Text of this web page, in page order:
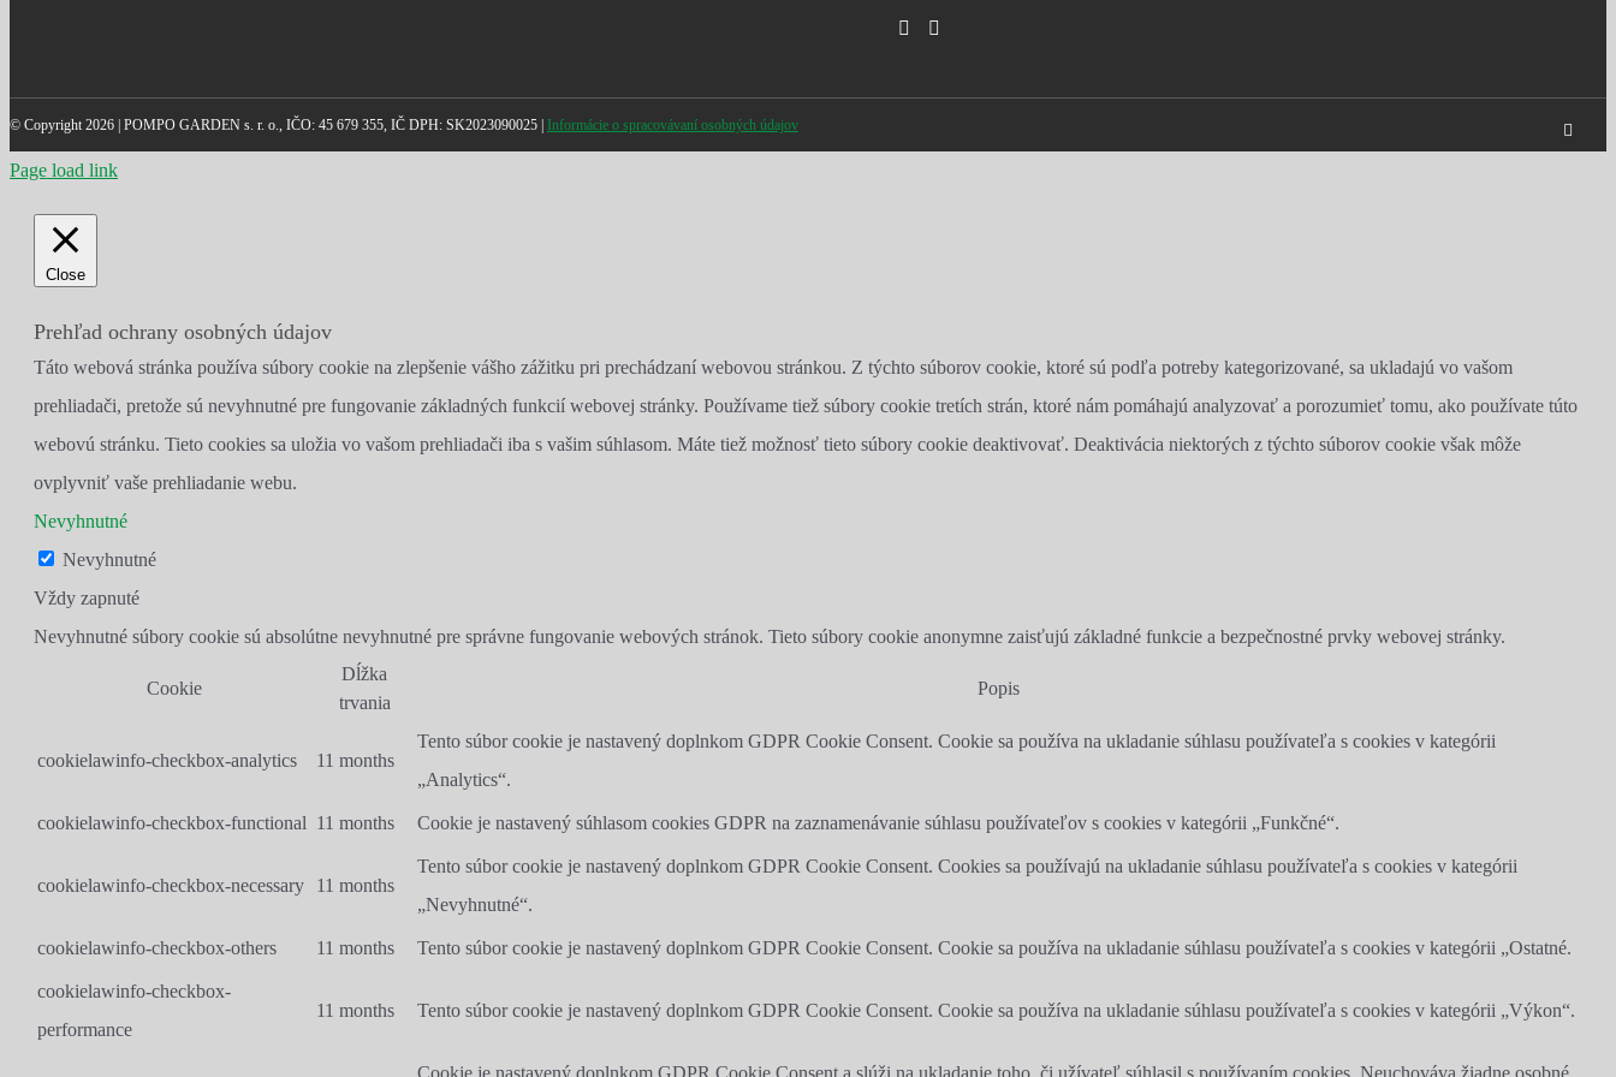
© Copyright 2026 | POMPO GARDEN s. r. o., IČO: 45 679 355, IČ DPH: SK2023090025 | Informácie o spracovávaní osobných údajov
Page load link
Close
Prehľad ochrany osobných údajov
Táto webová stránka používa súbory cookie na zlepšenie vášho zážitku pri prechádzaní webovou stránkou. Z týchto súborov cookie, ktoré sú podľa potreby kategorizované, sa ukladajú vo vašom
prehliadači, pretože sú nevyhnutné pre fungovanie základných funkcií webovej stránky. Používame tiež súbory cookie tretích strán, ktoré nám pomáhajú analyzovať a porozumieť tomu, ako používate túto
webovú stránku. Tieto cookies sa uložia vo vašom prehliadači iba s vašim súhlasom. Máte tiež možnosť tieto súbory cookie deaktivovať. Deaktivácia niektorých z týchto súborov cookie však môže
ovplyvniť vaše prehliadanie webu.
Nevyhnutné
Nevyhnutné
Vždy zapnuté
Nevyhnutné súbory cookie sú absolútne nevyhnutné pre správne fungovanie webových stránok. Tieto súbory cookie anonymne zaisťujú základné funkcie a bezpečnostné prvky webovej stránky.
Cookie
Dĺžka
trvania
Popis
cookielawinfo-checkbox-analytics 11 months
Tento súbor cookie je nastavený doplnkom GDPR Cookie Consent. Cookie sa používa na ukladanie súhlasu používateľa s cookies v kategórii
„Analytics“.
cookielawinfo-checkbox-functional 11 months Cookie je nastavený súhlasom cookies GDPR na zaznamenávanie súhlasu používateľov s cookies v kategórii „Funkčné“.
cookielawinfo-checkbox-necessary 11 months
Tento súbor cookie je nastavený doplnkom GDPR Cookie Consent. Cookies sa používajú na ukladanie súhlasu používateľa s cookies v kategórii
„Nevyhnutné“.
cookielawinfo-checkbox-others 11 months Tento súbor cookie je nastavený doplnkom GDPR Cookie Consent. Cookie sa používa na ukladanie súhlasu používateľa s cookies v kategórii „Ostatné.
cookielawinfo-checkbox-
performance
11 months Tento súbor cookie je nastavený doplnkom GDPR Cookie Consent. Cookie sa používa na ukladanie súhlasu používateľa s cookies v kategórii „Výkon“.
Cookie je nastavený doplnkom GDPR Cookie Consent a slúži na ukladanie toho, či užívateľ súhlasil s používaním cookies. Neuchováva žiadne osobné